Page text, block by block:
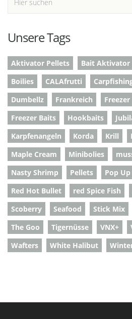
Unsere Tags
Aktivator Pellets Bait Aktivator
Boilies
CALAfrutti
Dumbellz
Frankreich Freezer
Freezer Baits
Hookbaits
Karpfenangeln
Korda Krill
Maple Cream
Minibolies
Nasty Shrimp
Pellets Pop Up
Red Hot Bullet
red Spice Fish
Scoberry
Seafood Stick Mix
The Goo
Tigernüsse VNX+
Wafters
White Halibut